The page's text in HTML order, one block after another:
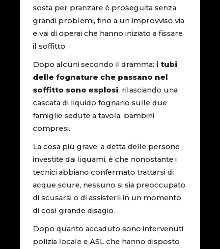
sosta per pranzare è proseguita senza
grandi problemi, fino a un improvviso via
e vai di operai che hanno iniziato a fissare
il soffitto.
Dopo alcuni secondo il dramma: i tubi
delle fognature che passano nel
soffitto sono esplosi, rilasciando una
cascata di liquido fognario sulle due
famiglie sedute a tavola, bambini
compresi.
La cosa più grave, a detta delle persone
investite dai liquami, è che nonostante i
tecnici abbiano confermato trattarsi di
acque scure, nessuno si sia preoccupato
di scusarsi o di assisterli in un momento
di così grande disagio.
Dopo quanto accaduto sono intervenuti
polizia locale e ASL che hanno disposto